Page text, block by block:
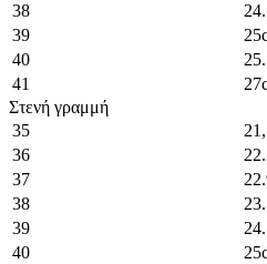
38
39
40
41
Στενή γραμμή
35
36
37
38
39
40